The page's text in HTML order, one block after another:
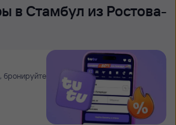
в Стамбул из Ростова-
бронируйте